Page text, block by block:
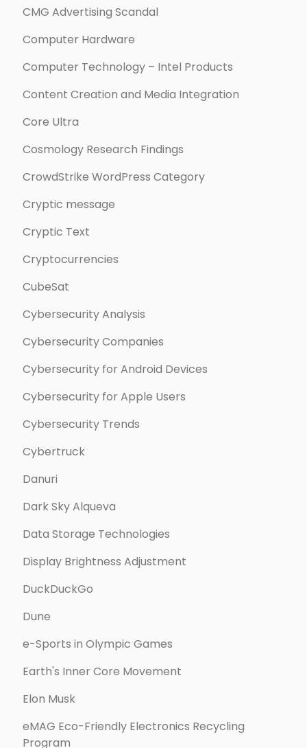
CMG Advertising Scandal
Computer Hardware
Computer Technology – Intel Products
Content Creation and Media Integration
Core Ultra
Cosmology Research Findings
CrowdStrike WordPress Category
Cryptic message
Cryptic Text
Cryptocurrencies
CubeSat
Cybersecurity Analysis
Cybersecurity Companies
Cybersecurity for Android Devices
Cybersecurity for Apple Users
Cybersecurity Trends
Cybertruck
Danuri
Dark Sky Alqueva
Data Storage Technologies
Display Brightness Adjustment
DuckDuckGo
Dune
e-Sports in Olympic Games
Earth's Inner Core Movement
Elon Musk
eMAG Eco-Friendly Electronics Recycling
Program